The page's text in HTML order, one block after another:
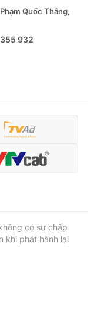
Quốc Thắng,
932
có sự chấp
khi phát hành lại